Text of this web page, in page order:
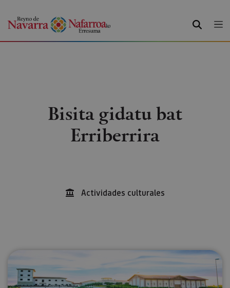
BILATU
Bisita gidatu bat
Erriberrira
Actividades culturales